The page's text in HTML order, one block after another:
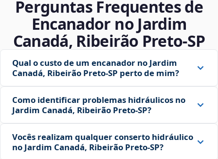
Perguntas Frequentes de
Encanador no Jardim
Canadá, Ribeirão Preto‑SP
Qual o custo de um encanador no Jardim
Canadá, Ribeirão Preto‑SP perto de mim?
Como identificar problemas hidráulicos no
Jardim Canadá, Ribeirão Preto‑SP?
Vocês realizam qualquer conserto hidráulico
no Jardim Canadá, Ribeirão Preto‑SP?